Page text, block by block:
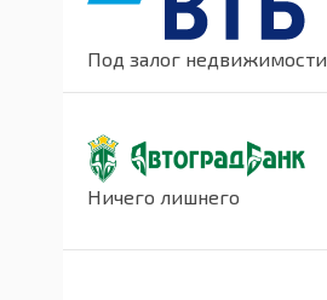
Под залог недвижимости
Ничего лишнего